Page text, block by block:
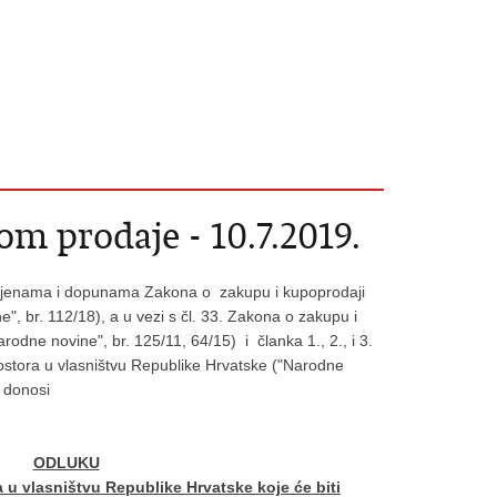
prodaje - 10.7.2019.
i dopunama Zakona o zakupu i kupoprodaji
br. 112/18), a u vezi s čl. 33. Zakona o zakupu i
novine", br. 125/11, 64/15) i članka 1., 2., i 3.
u vlasništvu Republike Hrvatske ("Narodne
ODLUKU
vlasništvu Republike Hrvatske koje će biti